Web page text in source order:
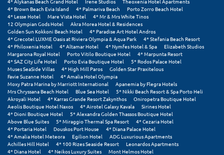
Μονεμβασιά
Μουζάκι
Μπαλί Κρήτης
Μπάνσκο
Μπούκα Μεσσηνίας
Μύκονος
Μυστράς
Μυτιλήνη
4* Brown Beach Evia Island
4* Palmariva Beach
Porto Zorro Beach Hotel
4* Lesse Hotel
Mare Vista Hotel
4* Mr & Mrs White Tinos
12 Olympian Gods Hotel
Akra Morea Hotel & Residences
Golden Sun Kokkoni Beach Hotel
4* Paradise Art Hotel Andros
4* Grecotel LUXME Oasis at Riviera Olympia & Aqua Park
4* Stefania Beach Resort
4* Philoxenia Hotel
4* Altamar Hotel 4* Nymfes Hotel & Spa
Elizabeth Studios
Margarona Royal Hotel
Porto Vitilo Boutique Hotel
4* Marpunta Resort
4* SAZ City Life Hotel
Porto Evia Boutique Hotel
5* Rodos Palace Hotel
Muses SeaSide Villas
4* High Mill Paros
Golden Star Praxitelous
Favie Suzanne Hotel
4* Amalia Hotel Olympia
Moxy Patra Marina by Marriott International
Apanemia by Flegra Hotels
Mrs Chryssana Beach Hotel
Blue Sea Hotel
5* Nikki Beach Resort & Spa Porto Heli
Akroyali Hotel
4* Karras Grande Resort Zakynthos
Oniropetra Boutique Hotel
Aeolis Boutique Hotel Naxos
4* Airotel Galaxy Kavala
Sirines Hotel
4* Dioni Boutique Hotel
5* Alexandra Golden Thassos Boutique Hotel
Above Blue Suites
5* Miraggio Thermal Spa Resort
4* Cezaria Hotel
4* Portaria Hotel
Douskos Port House
4* Diana Palace Hotel
4* Amalia Hotel Meteora
Egilion Hotel
ADG Luxurious Apartments
Achilles Hill Hotel
4* 100 Rizes Seaside Resort
Leonardos Apartments
4* Diana Hotel
4* Neikos Luxury Suites
Mont Helmos Hotel